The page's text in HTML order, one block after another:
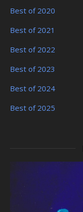
Best of 2020
Best of 2021
Best of 2022
Best of 2023
Best of 2024
Best of 2025